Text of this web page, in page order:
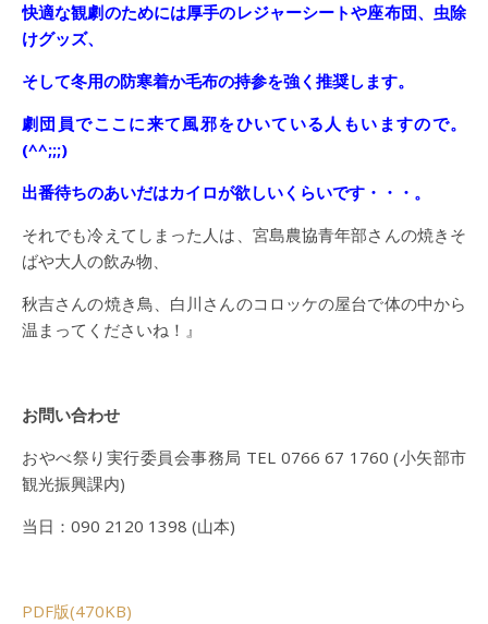
快適な観劇のためには厚手のレジャーシートや座布団、虫除
けグッズ、
そして冬用の防寒着か毛布の持参を強く推奨します。
劇団員でここに来て風邪をひいている人もいますので。
(^^;;;)
出番待ちのあいだはカイロが欲しいくらいです・・・。
それでも冷えてしまった人は、宮島農協青年部さんの焼きそ
ばや大人の飲み物、
秋吉さんの焼き鳥、白川さんのコロッケの屋台で体の中から
温まってくださいね！』
お問い合わせ
おやべ祭り実行委員会事務局 TEL 0766 67 1760 (小矢部市
観光振興課内)
当日：090 2120 1398 (山本)
PDF版(470KB)